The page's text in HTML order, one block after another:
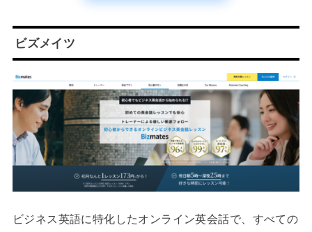
ビズメイツ
ビジネス英語に特化したオンライン英会話で、すべての